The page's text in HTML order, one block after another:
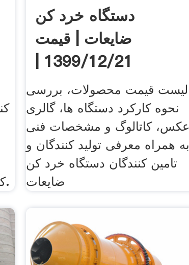
کردن تولید کنندگان ماشین آلات.
دستگاه خرد کن
ضایعات | قیمت
ویترین‌نت
لیست قیمت محصولات، بررسی
نحوه کارکرد دستگاه ها، گالری
عکس، کاتالوگ و مشخصات فنی
به همراه معرفی تولید کنندگان و
تامین کنندگان دستگاه خرد کن
ضایعات